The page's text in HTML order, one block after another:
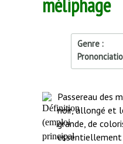
méliphage
Genre
Début
de
l'article
Passereau des
noir, allongé et
grande, de
essentiellement